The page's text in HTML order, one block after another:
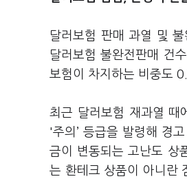
달러보험 판매 과열 및
달러보험 불완전판매 건
보험이 차지하는 비중도
최근 달러보험 재과열 때
'주의’ 등급을 발령해 경
금이 변동되는 고난도 상
는 환테크 상품이 아니란